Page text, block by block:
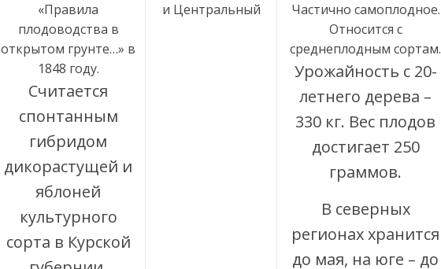
«Правила
плодоводства в
открытом грунте…» в
1848 году.
Считается
спонтанным
гибридом
дикорастущей и
яблоней
культурного
сорта в Курской
и Центральный
Частично самоплодное.
Относится с
среднеплодным сортам.
Урожайность с 20-
летнего дерева –
330 кг. Вес плодов
достигает 250
граммов.
В северных
регионах хранится
до мая, на юге – до